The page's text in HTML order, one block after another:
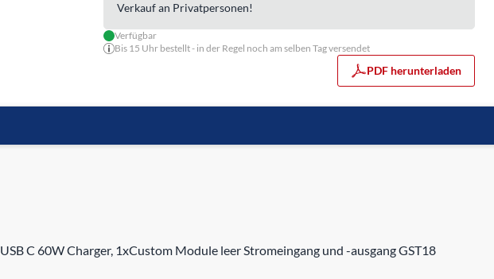
Verkauf an Privatpersonen!
Verfügbar
Bis 15 Uhr bestellt - in der Regel noch am selben Tag versendet
PDF herunterladen
C 60W Charger, 1xCustom Module leer Stromeingang und -ausgang GST18